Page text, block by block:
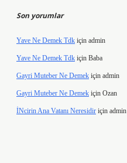
Son yorumlar
Yave Ne Demek Tdk için admin
Yave Ne Demek Tdk için Baba
Gayri Muteber Ne Demek için admin
Gayri Muteber Ne Demek için Ozan
İNcirin Ana Vatanı Neresidir için admin